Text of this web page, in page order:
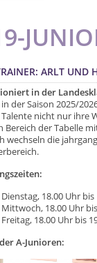
ARLT UND
in der
der Saison 2025/
Talente nicht nur ihre
Bereich der Tabelle
wechseln die
Dienstag, 18.00 Uhr bis
Mittwoch, 18.00 Uhr
Freitag, 18.00 Uhr bis
A-Junioren: